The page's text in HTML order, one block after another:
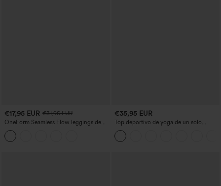
€17,95 EUR €31,95 EUR
OneForm Seamless Flow leggings de
yoga de talle alto con control abdominal
y realce de glúteos
€35,95 EUR
Top deportivo de yoga de un solo
hombro, manga corta, dobladillo curvo,
corte alto-bajo (más largo detrás), de
secado rápido y con sujetador integrado